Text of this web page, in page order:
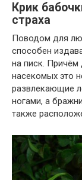
Крик
страха
Поводом для
способен
на писк. Причём
насекомых это
развлекающие
ногами, а
также